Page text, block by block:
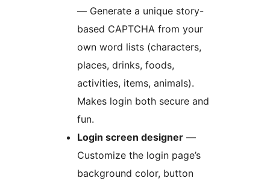
— Generate a unique story-
based CAPTCHA from your
own word lists (characters,
places, drinks, foods,
activities, items, animals).
Makes login both secure and
fun.
Login screen designer —
Customize the login page’s
background color, button